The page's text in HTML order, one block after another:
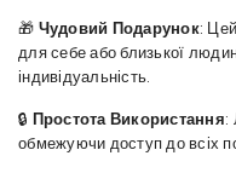
🎁 Чудовий Подарунок:
для себе або близької
індивідуальність.
🔒 Простота Використання:
обмежуючи доступ до всіх